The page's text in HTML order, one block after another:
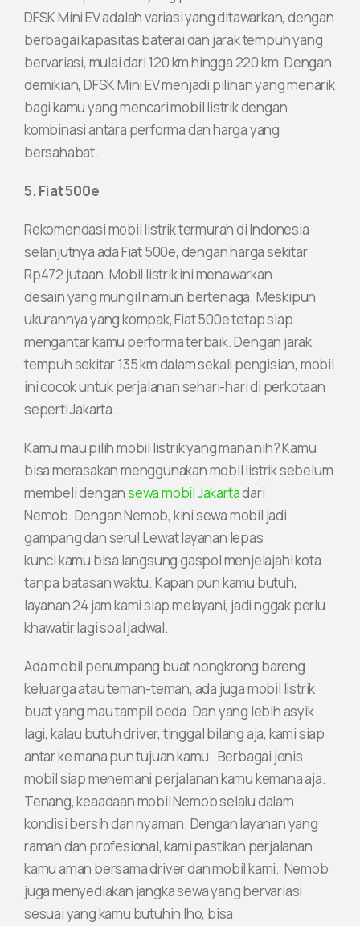
DFSK Mini EV adalah variasi yang ditawarkan, dengan
berbagai kapasitas baterai dan jarak tempuh yang
bervariasi, mulai dari 120 km hingga 220 km. Dengan
demikian, DFSK Mini EV menjadi pilihan yang menarik
bagi kamu yang mencari mobil listrik dengan
kombinasi antara performa dan harga yang
bersahabat.
5. Fiat 500e
Rekomendasi mobil listrik termurah di Indonesia
selanjutnya ada Fiat 500e, dengan harga sekitar
Rp472 jutaan. Mobil listrik ini menawarkan
desain yang mungil namun bertenaga. Meskipun
ukurannya yang kompak, Fiat 500e tetap siap
mengantar kamu performa terbaik. Dengan jarak
tempuh sekitar 135 km dalam sekali pengisian, mobil
ini cocok untuk perjalanan sehari-hari di perkotaan
seperti Jakarta.
Kamu mau pilih mobil listrik yang mana nih? Kamu
bisa merasakan menggunakan mobil listrik sebelum
membeli dengansewa mobil Jakartadari
Nemob. Dengan Nemob, kini sewa mobil jadi
gampang dan seru! Lewat layanan lepas
kunci kamu bisa langsung gaspol menjelajahi kota
tanpa batasan waktu. Kapan pun kamu butuh,
layanan 24 jam kami siap melayani, jadi nggak perlu
khawatir lagi soal jadwal.
Ada mobil penumpang buat nongkrong bareng
keluarga atau teman-teman, ada juga mobil listrik
buat yang mau tampil beda. Dan yang lebih asyik
lagi, kalau butuh driver, tinggal bilang aja, kami siap
antar ke mana pun tujuan kamu. Berbagai jenis
mobil siap menemani perjalanan kamu kemana aja.
Tenang, keaadaan mobil Nemob selalu dalam
kondisi bersih dan nyaman. Dengan layanan yang
ramah dan profesional, kami pastikan perjalanan
kamu aman bersama driver dan mobil kami. Nemob
juga menyediakan jangka sewa yang bervariasi
sesuai yang kamu butuhin lho, bisa